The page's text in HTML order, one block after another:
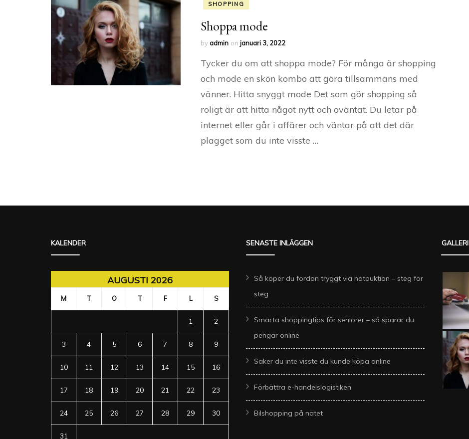
SHOPPING
Shoppa mode
byadmin on januari 3, 2022
Tycker du om att shoppa mode? För många är shopping
och mode en skön kombo att göra tillsammans med
vänner. Hitta snyggt mode Det som gör shopping så
roligt är att hitta något nytt och oväntat. Du letar på
internet eller går i affärer och väntar på att det där
plagget som du inte visste …
KALENDER
AUGUSTI 2026
M T O T F L S
1 2
3 4 5 6 7 8 9
10 11 12 13 14 15 16
17 18 19 20 21 22 23
24 25 26 27 28 29 30
31
SENASTE INLÄGGEN
Så köper du fordon tryggt via nätauktion – steg för
steg
Smarta shoppingtips för seniorer – så sparar du
pengar online
Saker du inte visste du kunde köpa online
Förbättra e-handelslogistiken
Bilshopping på nätet
GALLERI